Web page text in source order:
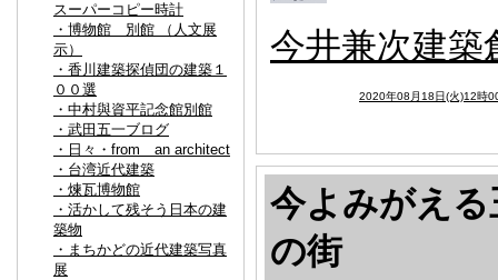
スーパーコピー時計
・博物館 別館 （人文展
示）
・香川建築探偵団の建築１
００選
・中村與資平記念館別館
・武田五一ブログ
・日々・from an architect
・台湾近代建築
・煉瓦博物館
・活かして残そう日本の建
築物
・まちかどの近代建築写真
展
今井兼次建築
2020年08月18日(火)12時
今よみがえ
の街